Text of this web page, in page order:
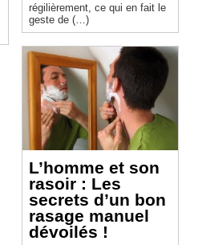
régilièrement, ce qui en fait le
geste de (…)
L’homme et son
rasoir : Les
secrets d’un bon
rasage manuel
dévoilés !